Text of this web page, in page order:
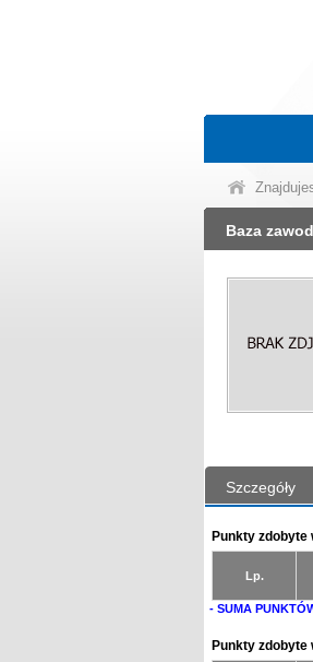
Baza
Szczegóły
Punkty zdobyte
Lp.
- SUMA
Punkty zdobyte